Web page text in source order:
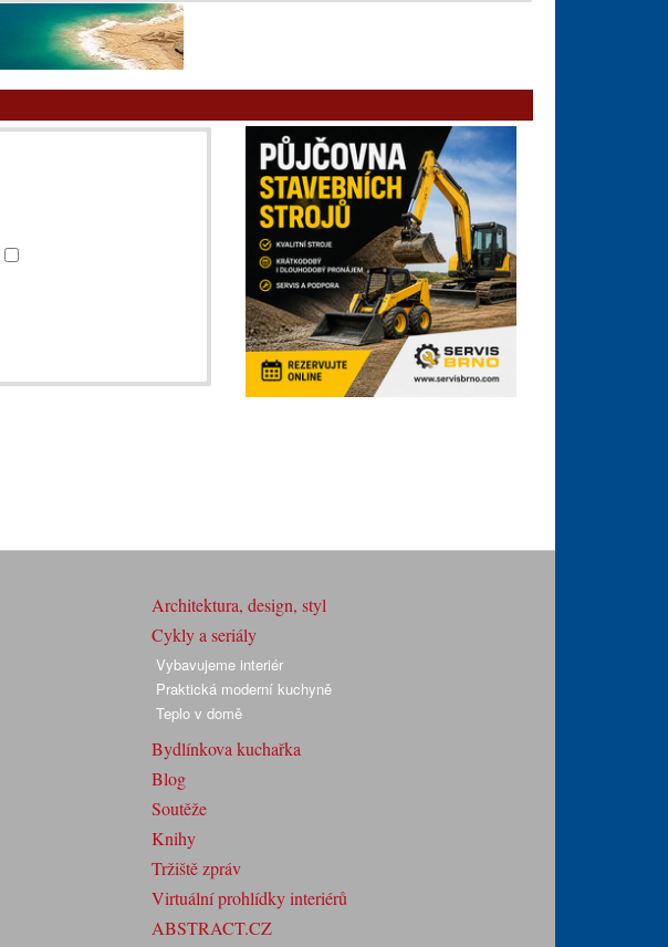
Architektura, design, styl
Cykly a seriály
Vybavujeme interiér
Praktická moderní kuchyně
Teplo v domě
Bydlínkova kuchařka
Blog
Soutěže
Knihy
Tržiště zpráv
Virtuální prohlídky interiérů
ABSTRACT.CZ